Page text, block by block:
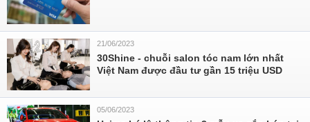
21/06/2023
30Shine - chuỗi salon tóc nam lớn nhất
Việt Nam được đầu tư gần 15 triệu USD
05/06/2023